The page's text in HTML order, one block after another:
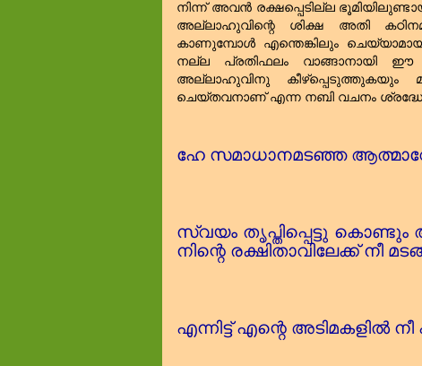
നിന്ന് അവൻ രക്ഷപ്പെടില്ല
അല്ലാഹുവിന്റെ ശിക്ഷ അതി
കാണുമ്പോൾ എന്തെങ്കിലും
നല്ല പ്രതിഫലം വാങ്ങാനായി ഈ
അല്ലാഹുവിനു കീഴ്പ്പെടുത്തുകയും
ചെയ്തവനാണ്‌ എന്ന നബി വചനം
ഹേ സമാധാനമടഞ്ഞ
സ്വയം തൃപ്തിപ്പെട്ടു കൊണ്ടും
നിന്റെ രക്ഷിതാവിലേക്ക്‌ നീ
എന്നിട്ട്‌ എന്റെ അടിമകളിൽ